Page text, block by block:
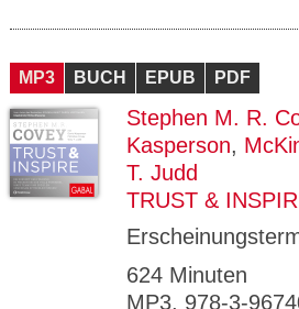
MP3 BUCH EPUB PDF
Stephen M. R.
Kasperson,
T. Judd
TRUST &
624 Minuten
MP3, 978-3-